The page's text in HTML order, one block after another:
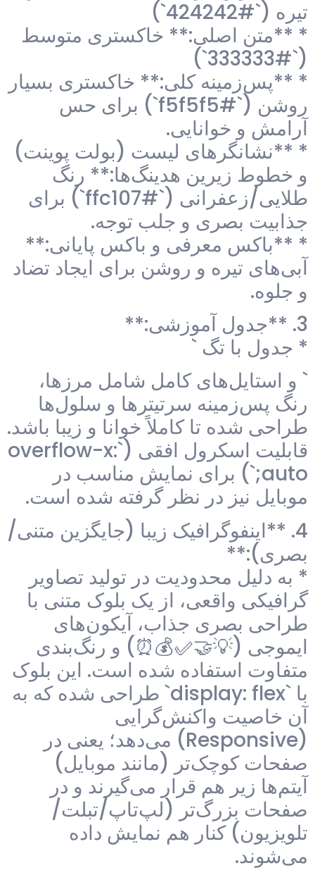
تیره (`#424242`)
* **متن اصلی:** خاکستری متوسط
(`#333333`)
* **پس‌زمینه کلی:** خاکستری بسیار
روشن (`#f5f5f5`) برای حس
آرامش و خوانایی.
* **نشانگرهای لیست (بولت پوینت)
و خطوط زیرین هدینگ‌ها:** رنگ
طلایی/زعفرانی (`#ffc107`) برای
جذابیت بصری و جلب توجه.
* **باکس معرفی و باکس پایانی:**
آبی‌های تیره و روشن برای ایجاد تضاد
و جلوه.
3. **جدول آموزشی:**
* جدول با تگ `
` و استایل‌های کامل شامل مرزها،
رنگ پس‌زمینه سرتیترها و سلول‌ها
طراحی شده تا کاملاً خوانا و زیبا باشد.
قابلیت اسکرول افقی (`overflow-x:
auto;`) برای نمایش مناسب در
موبایل نیز در نظر گرفته شده است.
4. **اینفوگرافیک زیبا (جایگزین متنی/
بصری):**
* به دلیل محدودیت در تولید تصاویر
گرافیکی واقعی، از یک بلوک متنی با
طراحی بصری جذاب، آیکون‌های
ایموجی (💡🤝✅💰⏰) و رنگ‌بندی
متفاوت استفاده شده است. این بلوک
با `display: flex` طراحی شده که به
آن خاصیت واکنش‌گرایی
(Responsive) می‌دهد؛ یعنی در
صفحات کوچک‌تر (مانند موبایل)
آیتم‌ها زیر هم قرار می‌گیرند و در
صفحات بزرگ‌تر (لپ‌تاپ/تبلت/
تلویزیون) کنار هم نمایش داده
می‌شوند.